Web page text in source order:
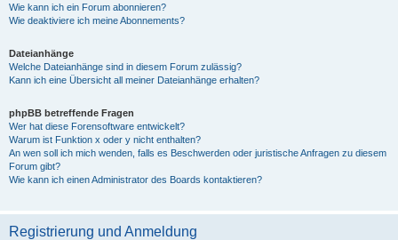
Wie kann ich ein Forum abonnieren?
Wie deaktiviere ich meine Abonnements?
Dateianhänge
Welche Dateianhänge sind in diesem Forum zulässig?
Kann ich eine Übersicht all meiner Dateianhänge erhalten?
phpBB betreffende Fragen
Wer hat diese Forensoftware entwickelt?
Warum ist Funktion x oder y nicht enthalten?
An wen soll ich mich wenden, falls es Beschwerden oder juristische Anfragen zu diesem
Forum gibt?
Wie kann ich einen Administrator des Boards kontaktieren?
Registrierung und Anmeldung